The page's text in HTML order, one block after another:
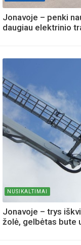
Jonavoje – penki
daugiau elektrinio
NUSIKALTIMAI
Jonavoje – trys
žolė, gelbėtas bute